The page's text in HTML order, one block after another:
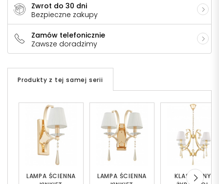
Zwrot do 30 dni
Bezpieczne zakupy
Zamów telefonicznie
Zawsze doradzimy
Produkty z tej samej serii
KLASYCZNY
LAMPA ŚCIENNA
LAMPA ŚCIENNA